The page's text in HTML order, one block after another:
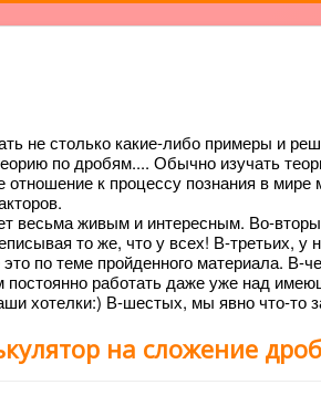
не столько какие-либо примеры и
по дробям.... Обычно изучать
к процессу познания в мире
весьма живым и интересным. Во-
то же, что у всех! В-третьих, у
по теме пройденного материала. В-
работать даже уже над
хотелки:) В-шестых, мы явно что-то
на сложение